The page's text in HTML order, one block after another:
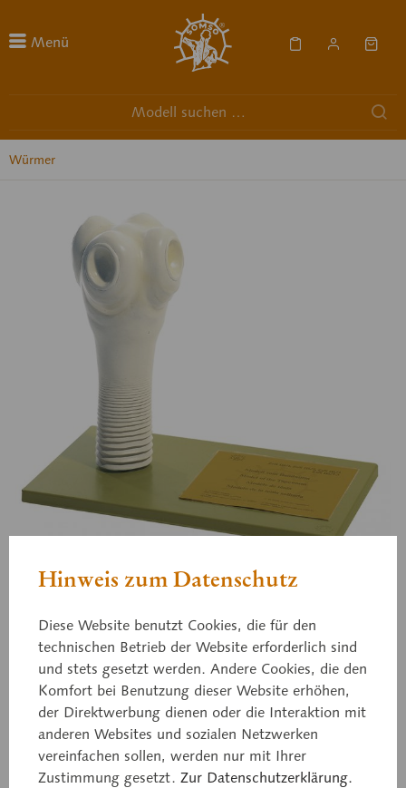
Menü
Würmer
Kopf des Rinderbandwurms
oder unbewaffneten
Bandwurms
Taenia saginata, stark vergrößert, aus SOMSO-
Hinweis zum Datenschutz
Diese Website benutzt Cookies, die für den
technischen Betrieb der Website erforderlich sind
und stets gesetzt werden. Andere Cookies, die den
Komfort bei Benutzung dieser Website erhöhen,
der Direktwerbung dienen oder die Interaktion mit
anderen Websites und sozialen Netzwerken
vereinfachen sollen, werden nur mit Ihrer
Zustimmung gesetzt. Zur Datenschutzerklärung.